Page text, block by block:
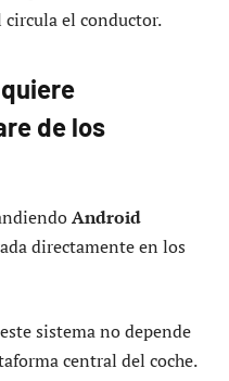
el conductor.
de los
Android
directamente en los
sistema no depende
central del coche.